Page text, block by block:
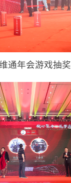
通年会游戏抽奖